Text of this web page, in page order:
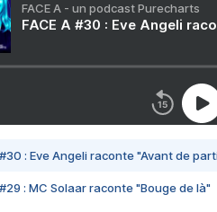
FACE A - un podcast Purecharts
FACE A #30 : Eve Angeli
#30 : Eve Angeli raconte "Avant de
#29 : MC Solaar raconte "Bouge de là"